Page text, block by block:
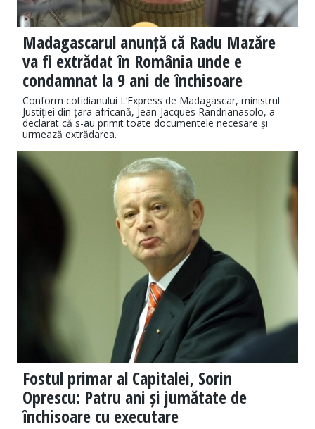
Madagascarul anunță că Radu Mazăre
va fi extrădat în România unde e
condamnat la 9 ani de închisoare
Conform cotidianului L‘Express de Madagascar, ministrul
Justiției din țara africană, Jean-Jacques Randrianasolo, a
declarat că s-au primit toate documentele necesare și
urmează extrădarea.
Fostul primar al Capitalei, Sorin
Oprescu: Patru ani și jumătate de
închisoare cu executare